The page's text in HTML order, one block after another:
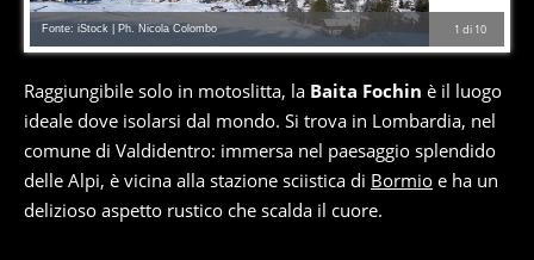
1 di 10
Fonte: iStock | Ph. Nicola Colombo
Raggiungibile solo in motoslitta, la Baita Fochin è il luogo
ideale dove isolarsi dal mondo. Si trova in Lombardia, nel
comune di Valdidentro: immersa nel paesaggio splendido
delle Alpi, è vicina alla stazione sciistica di Bormio e ha un
delizioso aspetto rustico che scalda il cuore.